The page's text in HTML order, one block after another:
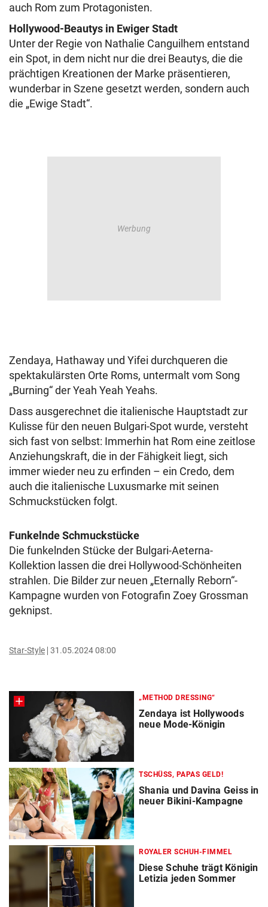
auch Rom zum Protagonisten.
Hollywood-Beautys in Ewiger Stadt
Unter der Regie von Nathalie Canguilhem entstand
ein Spot, in dem nicht nur die drei Beautys, die die
prächtigen Kreationen der Marke präsentieren,
wunderbar in Szene gesetzt werden, sondern auch
die „Ewige Stadt“.
Zendaya, Hathaway und Yifei durchqueren die
spektakulärsten Orte Roms, untermalt vom Song
„Burning“ der Yeah Yeah Yeahs.
Dass ausgerechnet die italienische Hauptstadt zur
Kulisse für den neuen Bulgari-Spot wurde, versteht
sich fast von selbst: Immerhin hat Rom eine zeitlose
Anziehungskraft, die in der Fähigkeit liegt, sich
immer wieder neu zu erfinden – ein Credo, dem
auch die italienische Luxusmarke mit seinen
Schmuckstücken folgt.
Funkelnde Schmuckstücke
Die funkelnden Stücke der Bulgari-Aeterna-
Kollektion lassen die drei Hollywood-Schönheiten
strahlen. Die Bilder zur neuen „Eternally Reborn“-
Kampagne wurden von Fotografin Zoey Grossman
geknipst.
Star-Style 31.05.2024 08:00
„METHOD DRESSING“
Zendaya ist Hollywoods
neue Mode-Königin
TSCHÜSS, PAPAS GELD!
Shania und Davina Geiss in
neuer Bikini-Kampagne
ROYALER SCHUH-FIMMEL
Diese Schuhe trägt Königin
Letizia jeden Sommer